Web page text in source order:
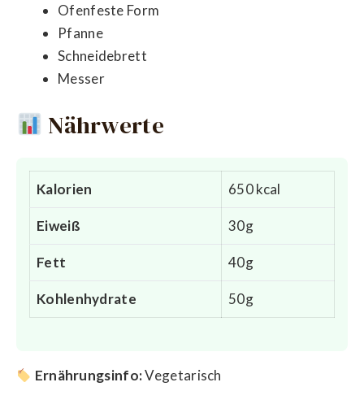
Ofenfeste Form
Pfanne
Schneidebrett
Messer
Nährwerte
Kalorien 650 kcal
Eiweiß 30g
Fett 40g
Kohlenhydrate 50g
Ernährungsinfo:Vegetarisch